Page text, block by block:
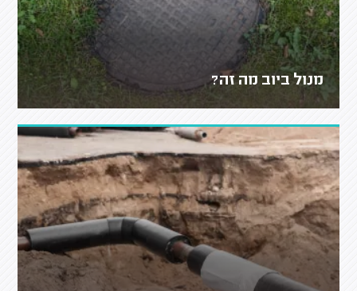
מנול ביוב מה זה?